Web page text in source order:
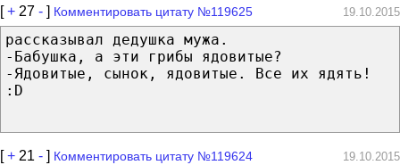
[+ 27 - ] Комментировать цитату №119625 19.10.2015
рассказывал дедушка мужа.
-Бабушка, а эти грибы ядовитые?
-Ядовитые, сынок, ядовитые. Все их ядять!
:D
[+ 21 - ] Комментировать цитату №119624 19.10.2015